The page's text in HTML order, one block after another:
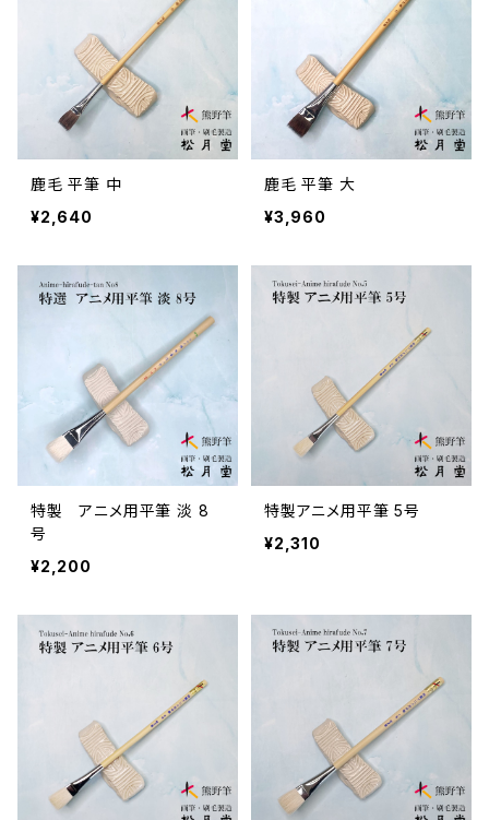
鹿毛 平筆 中
¥2,640
鹿毛 平筆 大
¥3,960
特製 アニメ用平筆 淡 8
号
¥2,200
特製アニメ用平筆 5号
¥2,310